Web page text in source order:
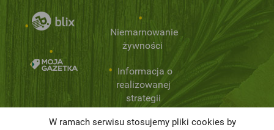
Niemarnowanie
żywności
Informacja o
realizowanej
strategii
podatkowej
W ramach serwisu stosujemy pliki cookies by